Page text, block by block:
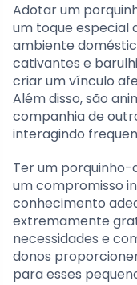
Adotar um
um toque especial
ambiente
cativantes e
criar um vínculo
Além disso, são
companhia de
interagindo
Ter um
um compromisso
conhecimento
extremamente
necessidades e
donos
para esses